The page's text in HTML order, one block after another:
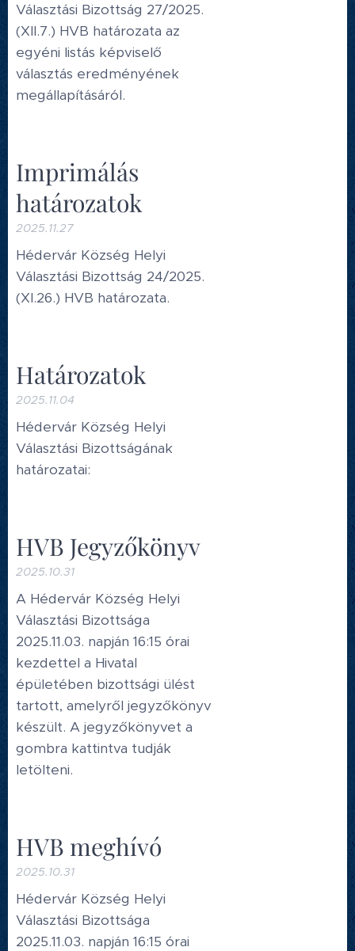
Választási Bizottság 27/2025.
(XII.7.) HVB határozata az
egyéni listás képviselő
választás eredményének
megállapításáról.
Imprimálás
határozatok
2025.11.27
Hédervár Község Helyi
Választási Bizottság 24/2025.
(XI.26.) HVB határozata.
Határozatok
2025.11.04
Hédervár Község Helyi
Választási Bizottságának
határozatai:
HVB Jegyzőkönyv
2025.10.31
A Hédervár Község Helyi
Választási Bizottsága
2025.11.03. napján 16:15 órai
kezdettel a Hivatal
épületében bizottsági ülést
tartott, amelyről jegyzőkönyv
készült. A jegyzőkönyvet a
gombra kattintva tudják
letölteni.
HVB meghívó
2025.10.31
Hédervár Község Helyi
Választási Bizottsága
2025.11.03. napján 16:15 órai